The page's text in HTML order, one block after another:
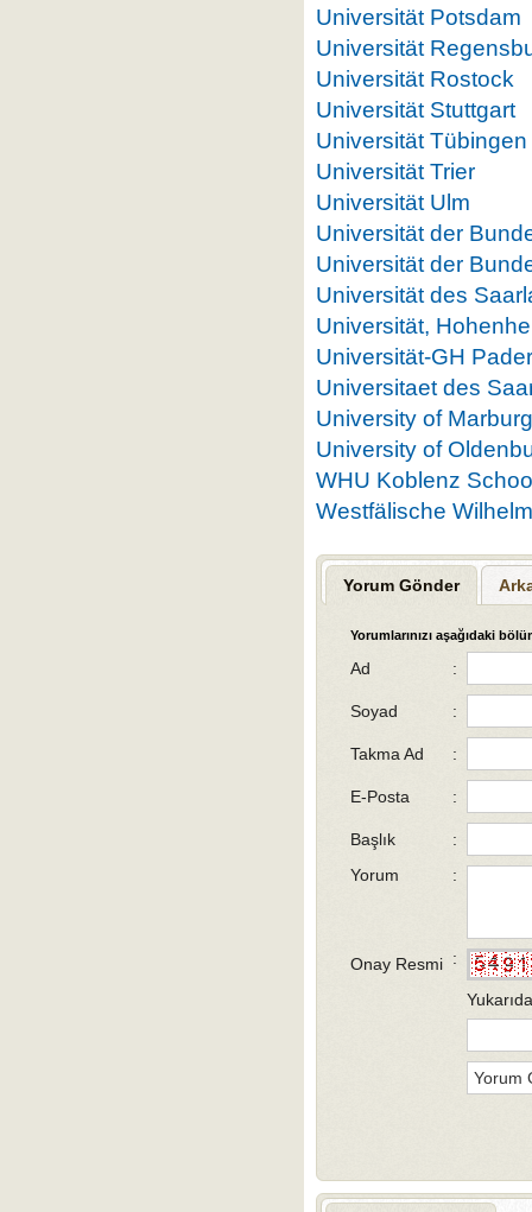
Universität Potsdam
Universität
Universität Rostock
Universität Stuttgart
Universität Tübingen
Universität Trier
Universität Ulm
Universität der
Universität der
Universität des
Universität,
Universität-GH
Universitaet des
University of Marburg
University of
WHU Koblenz
Westfälische
Yorum Gönder
Yorumlarınızı aşağıdaki
Ad :
Soyad :
Takma Ad :
E-Posta :
Başlık
:
Yorum
:
Onay Resmi :